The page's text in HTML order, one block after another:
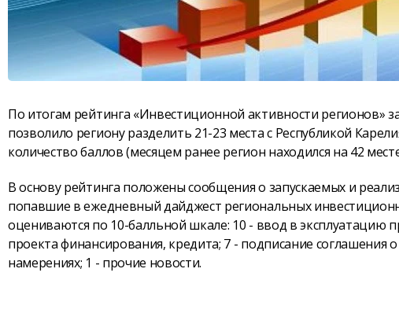
По итогам рейтинга «Инвестиционной активности регионов»
позволило региону разделить 21-23 места с Республикой
количество баллов (месяцем ранее регион находился на 42
В основу рейтинга положены сообщения о запускаемых и
попавшие в ежедневный дайджест региональных
оцениваются по 10-балльной шкале: 10 - ввод в эксплуатацию
проекта финансирования, кредита; 7 - подписание соглашения
намерениях; 1 - прочие новости.